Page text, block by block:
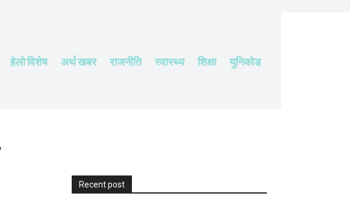
हेलाे विशेष अर्थ खबर राजनीति स्वास्थ्य शिक्षा युनिकोड
Recent post